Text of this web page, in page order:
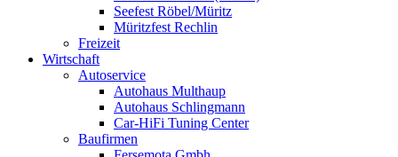
Seefest Röbel/Müritz
Müritzfest Rechlin
Freizeit
Wirtschaft
Autoservice
Autohaus Multhaup
Autohaus Schlingmann
Car-HiFi Tuning Center
Baufirmen